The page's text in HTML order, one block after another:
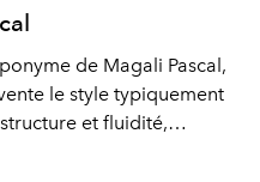
de Magali Pascal,
le style typiquement
et fluidité,